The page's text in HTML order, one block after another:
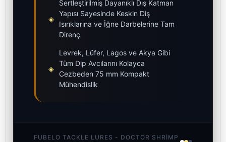
◈
Sertleştirilmiş Dayanıklı Dış Katman
Yapısı Sayesinde Keskin Diş
Isırıklarına ve İğne Darbelerine Tam
Direnç
◈
Levrek, Lüfer, Lagos ve Akya Gibi
Tüm Dip Avcılarını Kolayca
Cezbeden 75 mm Kompakt
Mühendislik
FUBELO TACKLE LURES - DOCTOR SHRIMP